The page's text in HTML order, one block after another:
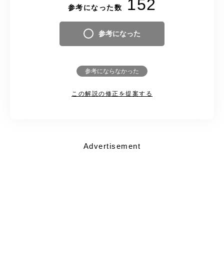
参考になった数 152
参考になった
参考にならなかった
この解説の修正を提案する
Advertisement